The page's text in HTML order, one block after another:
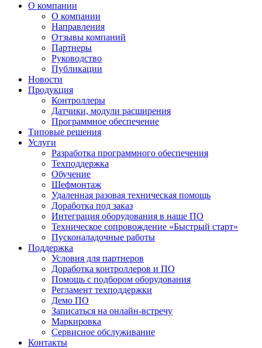
О компании
О компании
Направления
Отзывы компаний
Партнеры
Руководство
Публикации
Новости
Продукция
Контроллеры
Датчики, модули расширения
Программное обеспечение
Типовые решения
Услуги
Разработка программного обеспечения
Техподдержка
Обучение
Шефмонтаж
Удаленная разовая техническая помощь
Доработка под заказ
Интеграция оборудования в наше ПО
Техническое сопровождение «Быстрый старт»
Пусконаладочные работы
Поддержка
Условия для партнеров
Доработка контроллеров и ПО
Помощь с подбором оборудования
Регламент техподдержки
Демо ПО
Записаться на онлайн-встречу
Маркировка
Сервисное обслуживание
Контакты